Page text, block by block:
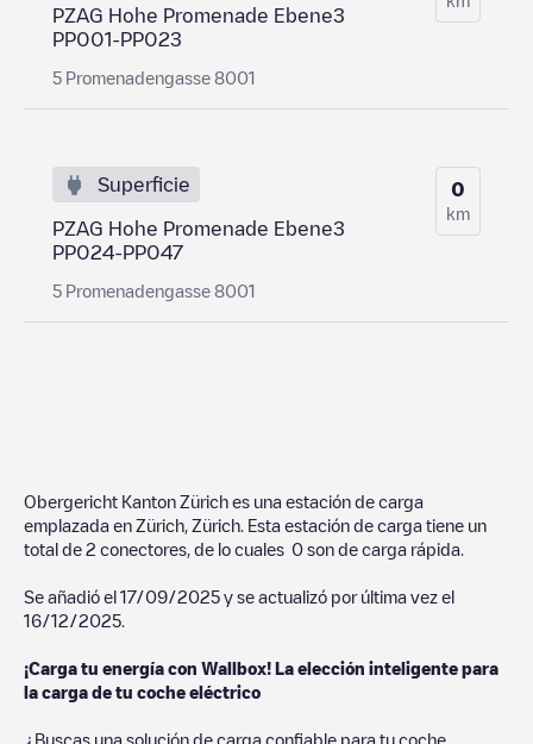
PZAG Hohe Promenade Ebene3
PP001-PP023
5 Promenadengasse 8001
Superficie
PZAG Hohe Promenade Ebene3
PP024-PP047
5 Promenadengasse 8001
0
km
Obergericht Kanton Zürich es una estación de carga
emplazada en Zürich Zürich . Esta estación de carga tiene un
total de 2 conectores, de lo cuales 0 son de carga rápida.
Se añadió el 17/09/2025 y se actualizó por última vez el
16/12/2025
¡Carga tu energía con Wallbox! La elección inteligente para
la carga de tu coche eléctrico
¿Buscas una solución de carga confiable para tu coche